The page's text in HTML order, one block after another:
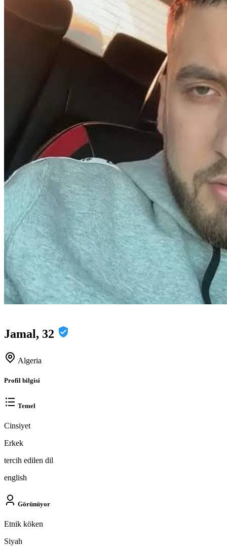
Jamal, 32
Algeria
Profil bilgisi
Temel
Cinsiyet
Erkek
tercih edilen dil
english
Görünüyor
Etnik köken
Siyah